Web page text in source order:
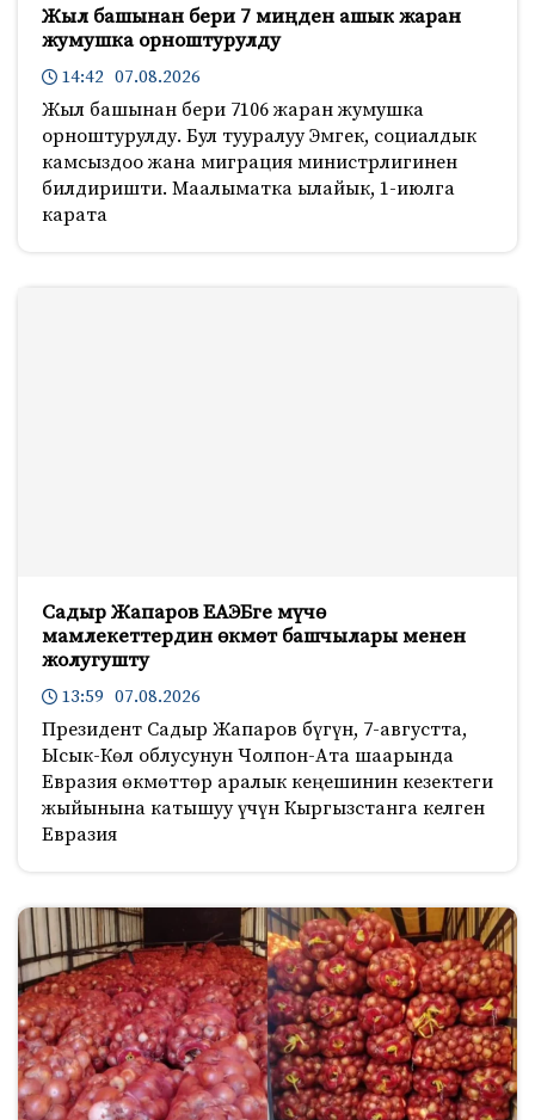
Жыл башынан бери 7 миңден ашык жаран
жумушка орноштурулду
14:42 07.08.2026
Жыл башынан бери 7106 жаран жумушка
орноштурулду. Бул тууралуу Эмгек, социалдык
камсыздоо жана миграция министрлигинен
билдиришти. Маалыматка ылайык, 1-июлга
карата
Садыр Жапаров ЕАЭБге мүчө
мамлекеттердин өкмөт башчылары менен
жолугушту
13:59 07.08.2026
Президент Садыр Жапаров бүгүн, 7-августта,
Ысык-Көл облусунун Чолпон-Ата шаарында
Евразия өкмөттөр аралык кеңешинин кезектеги
жыйынына катышуу үчүн Кыргызстанга келген
Евразия